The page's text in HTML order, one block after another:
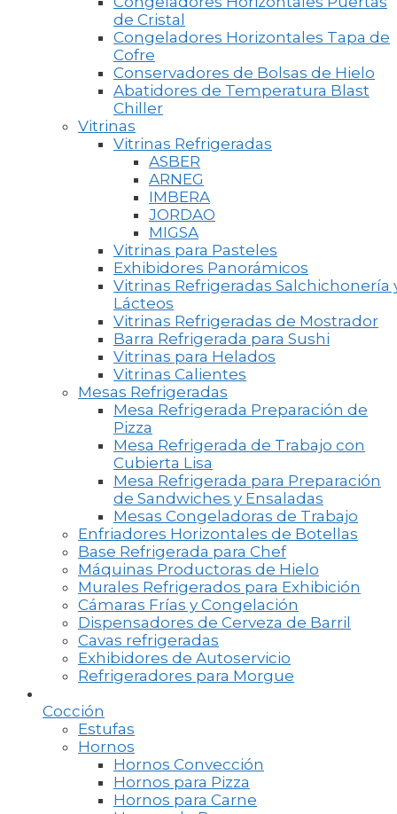
de Cristal
Congeladores Horizontales Tapa de
Cofre
Conservadores de Bolsas de Hielo
Abatidores de Temperatura Blast
Chiller
Vitrinas
Vitrinas Refrigeradas
ASBER
ARNEG
IMBERA
JORDAO
MIGSA
Vitrinas para Pasteles
Exhibidores Panorámicos
Vitrinas Refrigeradas Salchichonería
Lácteos
Vitrinas Refrigeradas de Mostrador
Barra Refrigerada para Sushi
Vitrinas para Helados
Vitrinas Calientes
Mesas Refrigeradas
Mesa Refrigerada Preparación de
Pizza
Mesa Refrigerada de Trabajo con
Cubierta Lisa
Mesa Refrigerada para Preparación
de Sandwiches y Ensaladas
Mesas Congeladoras de Trabajo
Enfriadores Horizontales de Botellas
Base Refrigerada para Chef
Máquinas Productoras de Hielo
Murales Refrigerados para Exhibición
Cámaras Frías y Congelación
Dispensadores de Cerveza de Barril
Cavas refrigeradas
Exhibidores de Autoservicio
Refrigeradores para Morgue
Cocción
Estufas
Hornos
Hornos Convección
Hornos para Pizza
Hornos para Carne